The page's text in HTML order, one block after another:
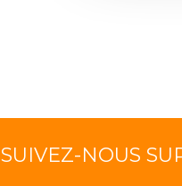
SUIVEZ-NOUS